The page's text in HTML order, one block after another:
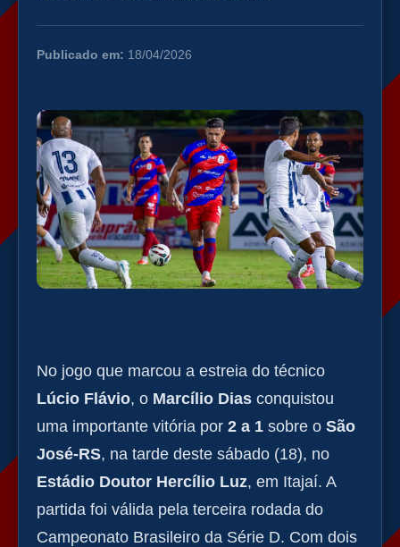
Publicado em: 18/04/2026
No jogo que marcou a estreia do técnico
Lúcio Flávio, o Marcílio Dias conquistou
uma importante vitória por 2 a 1 sobre o São
José-RS, na tarde deste sábado (18), no
Estádio Doutor Hercílio Luz, em Itajaí. A
partida foi válida pela terceira rodada do
Campeonato Brasileiro da Série D. Com dois